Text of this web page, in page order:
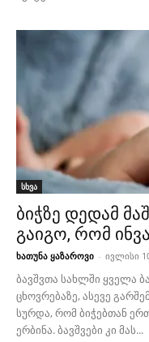
სხვა
ბიჭზე დედამ
გაიგო, რომ
ხათუნა ყაზაროვი - ივლისი
ბავშვთა სახლში ყველა
ცხოვრებაზე, ასევე
სურდა, რომ ბიჭებთან
ერბინა. ბავშვები კი მას...